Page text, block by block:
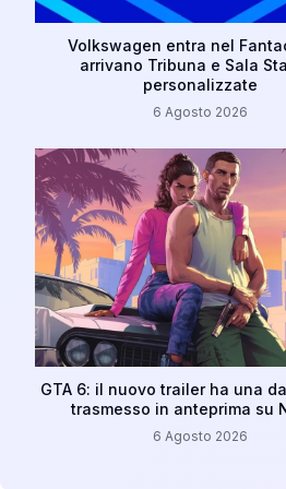
Volkswagen entra nel
arrivano Tribuna e Sala
personalizzate
6 Agosto 2026
GTA 6: il nuovo trailer ha una
trasmesso in anteprima su
6 Agosto 2026